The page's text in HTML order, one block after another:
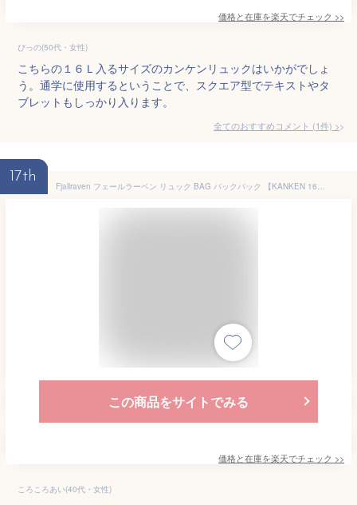
価格と在庫を楽天でチェック >>
ぴっの(50代・女性)
こちらの１６Ｌ入るサイズのカンケンリュックはいかがでしょ
う。通学に使用するということで、スクエア型でテキストやタ
ブレットもしっかり入ります。
全てのおすすめコメント (1件) >
17th
Fjallraven フェールラーベン リュック BAG バックパック 【KANKEN 16L 】23510 カンケン 正規品 ship1
この商品をサイトでみる
価格と在庫を楽天でチェック >>
ころころあい(40代・女性)